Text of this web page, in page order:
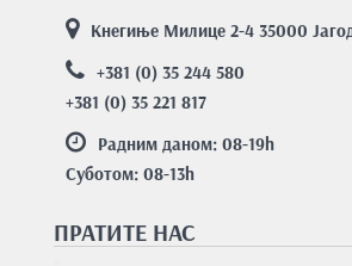
Кнегиње Милице 2-4 35000
+381 (0) 35 244 580
+381 (0) 35 221 817
Радним даном: 08-19h
Суботом: 08-13h
ПРАТИТЕ НАС